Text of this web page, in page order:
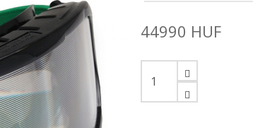
44990 HUF